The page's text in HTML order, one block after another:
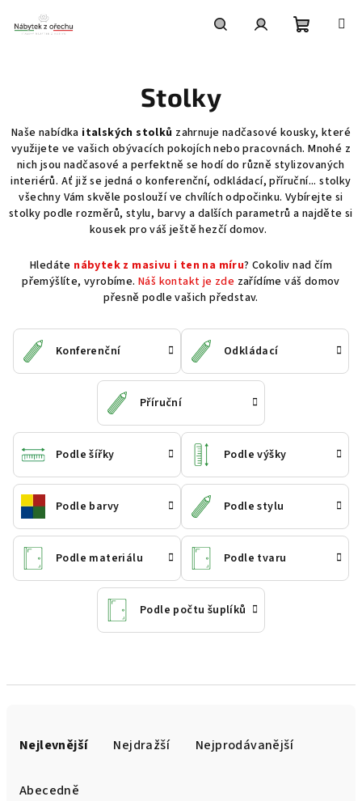
obsah
Stolky
Naše nabídka italských stolků zahrnuje nadčasové kousky, které
využijete ve vašich obývacích pokojích nebo pracovnách. Mnohé z
nich jsou nadčasové a perfektně se hodí do různě stylizovaných
interiérů. Ať již se jedná o konferenční, odkládací, příruční... stolky
všechny Vám skvěle poslouží ve chvílích odpočinku. Vybírejte si
stolky podle rozměrů, stylu, barvy a dalších parametrů a najděte si
kousek pro váš ještě hezčí domov.
Hledáte nábytek z masivu i ten na míru? Cokoliv nad čím
přemýšlíte, vyrobíme. Náš kontakt je zde zařídíme váš domov
přesně podle vašich představ.
Konferenční Odkládací
Příruční
Podle šířky Podle výšky
Podle barvy Podle stylu
Podle materiálu Podle tvaru
Podle počtu šuplíků
Nejlevnější Nejdražší Nejprodávanější
Abecedně